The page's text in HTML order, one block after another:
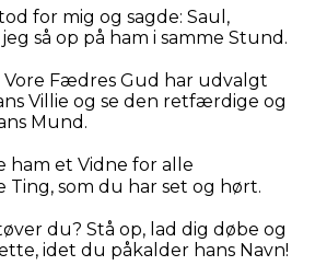
for mig og sagde: Saul,
så op på ham i samme Stund.
Vore Fædres Gud har udvalgt
Villie og se den retfærdige og
Mund.
ham et Vidne for alle
Ting, som du har set og hørt.
du? Stå op, lad dig døbe og
idet du påkalder hans Navn!